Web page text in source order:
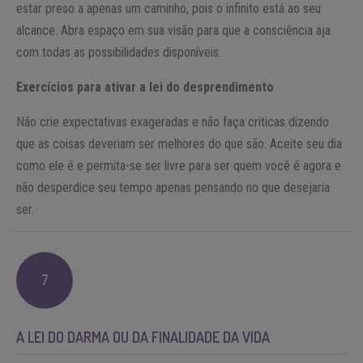
estar preso a apenas um caminho, pois o infinito está ao seu
alcance. Abra espaço em sua visão para que a consciência aja
com todas as possibilidades disponíveis.
Exercícios para ativar a lei do desprendimento
Não crie expectativas exageradas e não faça críticas dizendo
que as coisas deveriam ser melhores do que são. Aceite seu dia
como ele é e permita-se ser livre para ser quem você é agora e
não desperdice seu tempo apenas pensando no que desejaria
ser.
7
A LEI DO DARMA OU DA FINALIDADE DA VIDA